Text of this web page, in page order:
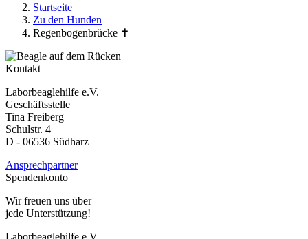
Startseite
Zu den Hunden
Regenbogenbrücke ✝
Kontakt
Laborbeaglehilfe e.V.
Geschäftsstelle
Tina Freiberg
Schulstr. 4
D - 06536 Südharz
Ansprechpartner
Spendenkonto
Wir freuen uns über
jede Unterstützung!
Laborbeaglehilfe e.V.